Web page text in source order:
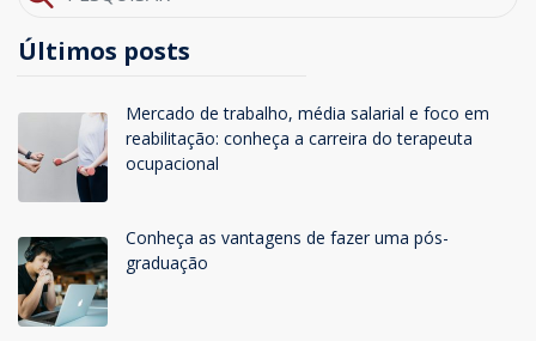
Últimos posts
Mercado de trabalho, média salarial e foco em
reabilitação: conheça a carreira do terapeuta
ocupacional
Conheça as vantagens de fazer uma pós-
graduação